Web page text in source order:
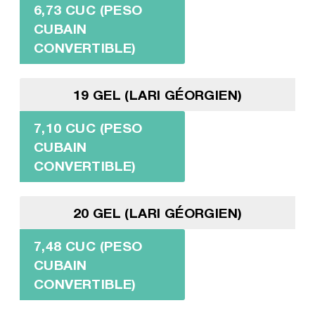
6,73 CUC (PESO
CUBAIN
CONVERTIBLE)
19 GEL (LARI GÉORGIEN)
7,10 CUC (PESO
CUBAIN
CONVERTIBLE)
20 GEL (LARI GÉORGIEN)
7,48 CUC (PESO
CUBAIN
CONVERTIBLE)